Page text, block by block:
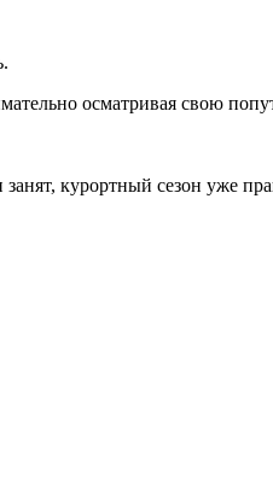
осматривая свою
курортный сезон уже